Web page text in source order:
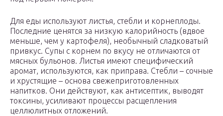
Для еды используют листья, стебли и корнеплоды.
Последние ценятся за низкую калорийность (вдвое
меньше, чем у картофеля), необычный сладковатый
привкус. Супы с корнем по вкусу не отличаются от
мясных бульонов. Листья имеют специфический
аромат, используются, как приправа. Стебли – сочные
и хрустящие – основа свежеприготовленных
напитков. Они действуют, как антисептик, выводят
токсины, усиливают процессы расщепления
целлюлитных отложений.